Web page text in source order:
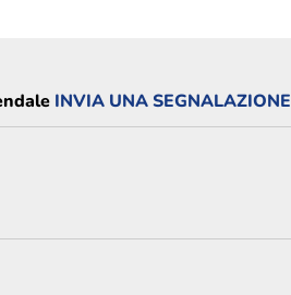
INVIA UNA SEGNALAZIONE